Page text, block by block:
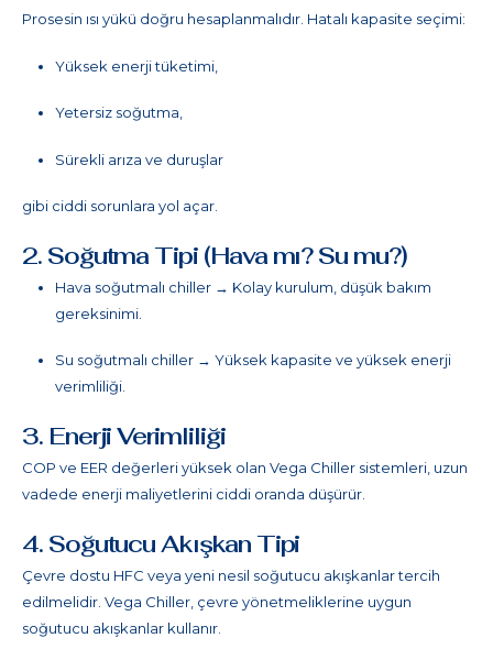
Prosesin ısı yükü doğru hesaplanmalıdır. Hatalı kapasite seçimi:
Yüksek enerji tüketimi,
Yetersiz soğutma,
Sürekli arıza ve duruşlar
gibi ciddi sorunlara yol açar.
2. Soğutma Tipi (Hava mı? Su mu?)
Hava soğutmalı chiller → Kolay kurulum, düşük bakım
gereksinimi.
Su soğutmalı chiller → Yüksek kapasite ve yüksek enerji
verimliliği.
3. Enerji Verimliliği
COP ve EER değerleri yüksek olan Vega Chiller sistemleri, uzun
vadede enerji maliyetlerini ciddi oranda düşürür.
4. Soğutucu Akışkan Tipi
Çevre dostu HFC veya yeni nesil soğutucu akışkanlar tercih
edilmelidir. Vega Chiller, çevre yönetmeliklerine uygun
soğutucu akışkanlar kullanır.